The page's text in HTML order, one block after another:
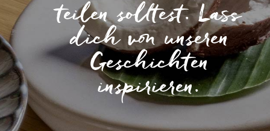
teilen solltest. Lass
dich von unseren
Geschichten
inspirieren.